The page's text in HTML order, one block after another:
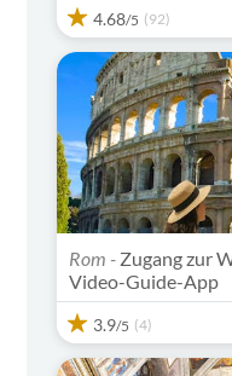
4.68/5 (92)
Rom - Zugang zur
Video-Guide-App
3.9/5 (4)